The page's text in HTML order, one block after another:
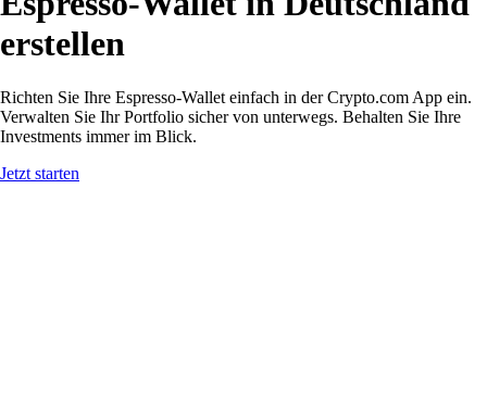
erstellen
Richten Sie Ihre Espresso-Wallet einfach in der Crypto.com App ein.
Verwalten Sie Ihr Portfolio sicher von unterwegs. Behalten Sie Ihre
Investments immer im Blick.
Jetzt starten